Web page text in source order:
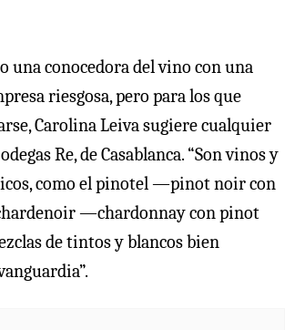
una conocedora del vino con una
riesgosa, pero para los que
Carolina Leiva sugiere cualquier
Re, de Casablanca. “Son vinos y
como el pinotel —pinot noir con
—chardonnay con pinot
de tintos y blancos bien